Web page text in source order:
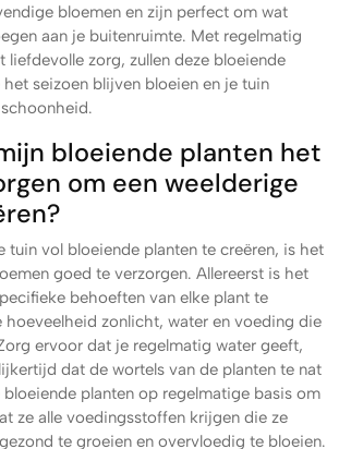
bloemen en zijn perfect om wat
aan je buitenruimte. Met regelmatig
liefdevolle zorg, zullen deze bloeiende
seizoen blijven bloeien en je tuin
bloeiende planten het
om een weelderige
tuin vol bloeiende planten te creëren, is het
goed te verzorgen. Allereerst is het
behoeften van elke plant te
hoeveelheid zonlicht, water en voeding die
ervoor dat je regelmatig water geeft,
dat de wortels van de planten te nat
planten op regelmatige basis om
ze alle voedingsstoffen krijgen die ze
te groeien en overvloedig te bloeien.